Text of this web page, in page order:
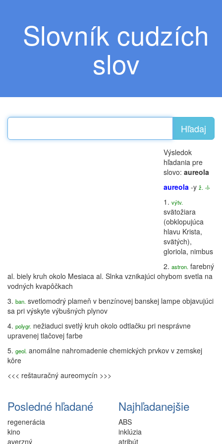
Slovník cudzích
slov
Hľadaj
Výsledok
hľadania pre
slovo: aureola
aureola -y ž. ‹l›
1. výtv.
svätožiara
(obklopujúca
hlavu Krista,
svätých),
gloriola, nimbus
2. astron. farebný
al. biely kruh okolo Mesiaca al. Slnka vznikajúci ohybom svetla na
vodných kvapôčkach
3. ban. svetlomodrý plameň v benzínovej banskej lampe objavujúci
sa pri výskyte výbušných plynov
4. polygr. nežiaduci svetlý kruh okolo odtlačku pri nesprávne
upravenej tlačovej farbe
5. geol. anomálne nahromadenie chemických prvkov v zemskej
kôre
<<< reštauračný aureomycín >>>
Posledné hľadané
regenerácia
kino
averzný
Najhľadanejšie
ABS
inklúzia
atribút